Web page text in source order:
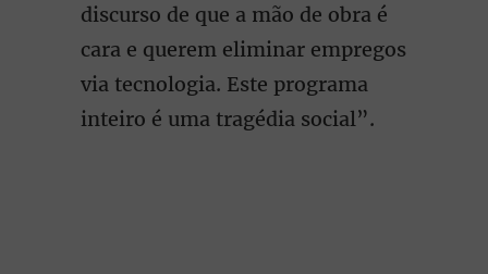
discurso de que a mão de obra é
cara e querem eliminar empregos
via tecnologia. Este programa
inteiro é uma tragédia social”.